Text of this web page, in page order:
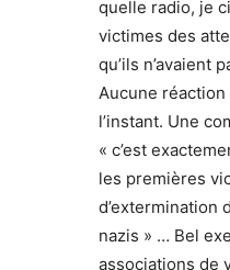
quelle radio, je
victimes des
qu’ils n’avaient
Aucune réaction
l’instant. Une
« c’est
les premières
d’extermination
nazis » … Bel
associations de